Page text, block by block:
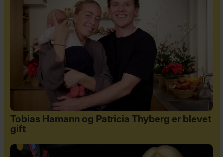
Tobias Hamann og Patricia Thyberg er blevet
gift